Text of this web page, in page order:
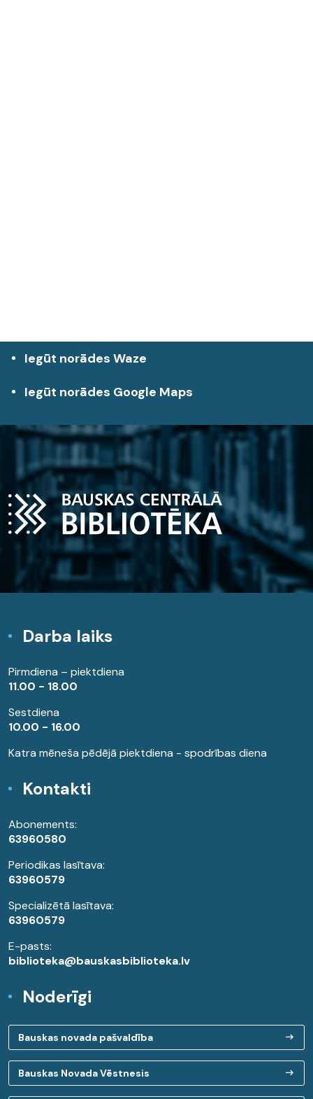
Iegūt norādes Waze
Iegūt norādes Google Maps
Darba laiks
Pirmdiena – piektdiena
11.00 - 18.00
Sestdiena
10.00 - 16.00
Katra mēneša pēdējā piektdiena - spodrības diena
Kontakti
Abonements:
63960580
Periodikas lasītava:
63960579
Specializētā lasītava:
63960579
E-pasts:
biblioteka@bauskasbiblioteka.lv
Noderīgi
Bauskas novada pašvaldība
Bauskas Novada Vēstnesis